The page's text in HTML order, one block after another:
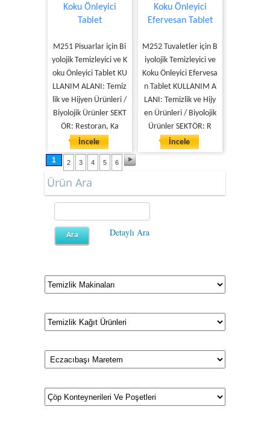
Koku Önleyici
Tablet
M251 Pisuarlar için Bi
yolojik Temizleyici ve K
oku Önleyici Tablet KU
LLANIM ALANI: Temiz
lik ve Hijyen Ürünleri /
Biyolojik Ürünler SEKT
ÖR: Restoran, Ka
İncele
Koku Önleyici
Efervesan Tablet
M252 Tuvaletler için B
iyolojik Temizleyici ve
Koku Önleyici Efervesa
n Tablet KULLANIM A
LANI: Temizlik ve Hijy
en Ürünleri / Biyolojik
Ürünler SEKTÖR: R
İncele
1 2 3 4 5 6
Ürün Ara
Detaylı Ara